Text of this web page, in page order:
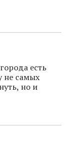
есть
не самых
но и